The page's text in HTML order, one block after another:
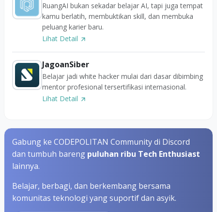
RuangAI bukan sekadar belajar AI, tapi juga tempat
kamu berlatih, membuktikan skill, dan membuka
peluang karier baru.
Lihat Detail
JagoanSiber
Belajar jadi white hacker mulai dari dasar dibimbing
mentor profesional tersertifikasi internasional.
Lihat Detail
Gabung ke CODEPOLITAN Community di Discord
dan tumbuh bareng puluhan ribu Tech Enthusiast
lainnya.
Belajar, berbagi, dan berkembang bersama
komunitas teknologi yang suportif dan asyik.